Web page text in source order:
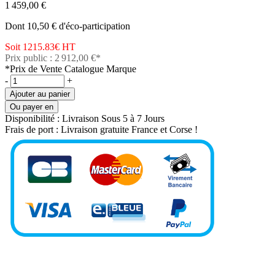
1 459,00 €
Dont 10,50 € d'éco-participation
Soit 1215.83€ HT
Prix public : 2 912,00 €*
*Prix de Vente Catalogue Marque
-
+
Ajouter au panier
Ou payer en
Disponibilité : Livraison Sous 5 à 7 Jours
Frais de port : Livraison gratuite France et Corse !